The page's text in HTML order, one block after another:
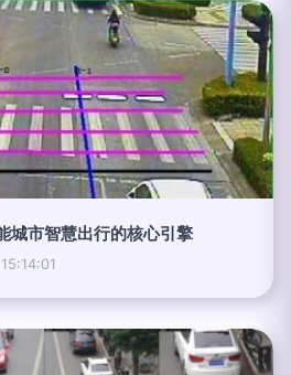
城市智慧出行的核心引擎